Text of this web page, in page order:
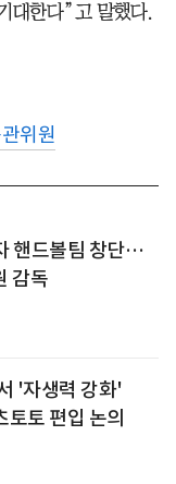
대한다”고 말했다.
위원
핸드볼팀 창단…
감독
'자생력 강화'
토 편입 논의